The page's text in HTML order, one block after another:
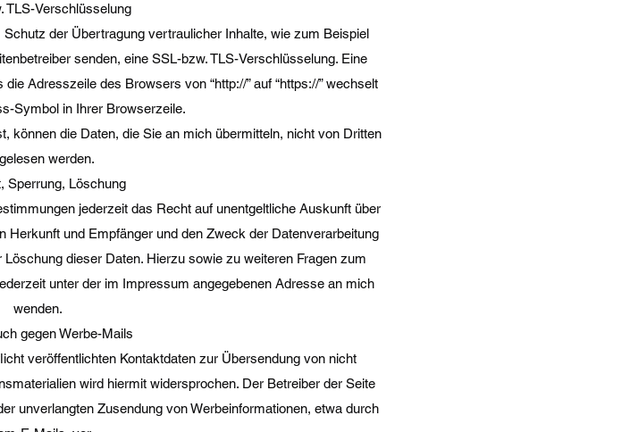
TLS-Verschlüsselung
der Übertragung vertraulicher Inhalte, wie zum Beispiel
senden, eine SSL-bzw. TLS-Verschlüsselung. Eine
Adresszeile des Browsers von “http://” auf “https://” wechselt
Symbol in Ihrer Browserzeile.
können die Daten, die Sie an mich übermitteln, nicht von Dritten
werden.
Sperrung, Löschung
jederzeit das Recht auf unentgeltliche Auskunft über
Herkunft und Empfänger und den Zweck der Datenverarbeitung
dieser Daten. Hierzu sowie zu weiteren Fragen zum
unter der im Impressum angegebenen Adresse an mich
wenden.
gegen Werbe-Mails
veröffentlichten Kontaktdaten zur Übersendung von nicht
wird hiermit widersprochen. Der Betreiber der Seite
unverlangten Zusendung von Werbeinformationen, etwa durch